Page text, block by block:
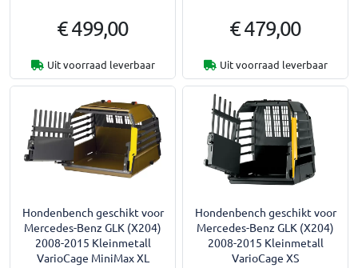
€ 499,00
Uit voorraad leverbaar
€ 479,00
Uit voorraad leverbaar
Hondenbench geschikt voor
Mercedes-Benz GLK (X204)
2008-2015 Kleinmetall
VarioCage MiniMax XL
Hondenbench geschikt voor
Mercedes-Benz GLK (X204)
2008-2015 Kleinmetall
VarioCage XS